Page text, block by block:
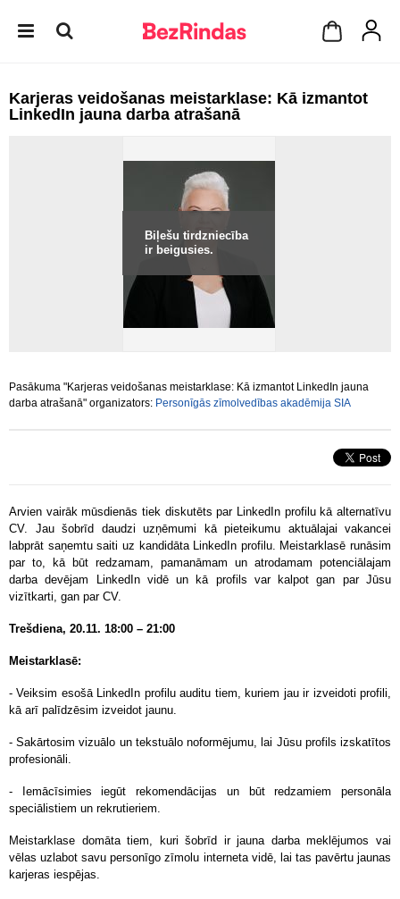
Karjeras veidošanas meistarklase: Kā izmantot
LinkedIn jauna darba atrašanā
Biļešu tirdzniecība
ir beigusies.
Pasākuma "Karjeras veidošanas meistarklase: Kā izmantot LinkedIn jauna
darba atrašanā" organizators: Personīgās zīmolvedības akadēmija SIA
Arvien vairāk mūsdienās tiek diskutēts par LinkedIn profilu kā alternatīvu
CV. Jau šobrīd daudzi uzņēmumi kā pieteikumu aktuālajai vakancei
labprāt saņemtu saiti uz kandidāta LinkedIn profilu. Meistarklasē runāsim
par to, kā būt redzamam, pamanāmam un atrodamam potenciālajam
darba devējam LinkedIn vidē un kā profils var kalpot gan par Jūsu
vizītkarti, gan par CV.
Trešdiena, 20.11. 18:00 – 21:00
Meistarklasē:
- Veiksim esošā LinkedIn profilu auditu tiem, kuriem jau ir izveidoti profili,
kā arī palīdzēsim izveidot jaunu.
- Sakārtosim vizuālo un tekstuālo noformējumu, lai Jūsu profils izskatītos
profesionāli.
- Iemācīsimies iegūt rekomendācijas un būt redzamiem personāla
speciālistiem un rekrutieriem.
Meistarklase domāta tiem, kuri šobrīd ir jauna darba meklējumos vai
vēlas uzlabot savu personīgo zīmolu interneta vidē, lai tas pavērtu jaunas
karjeras iespējas.